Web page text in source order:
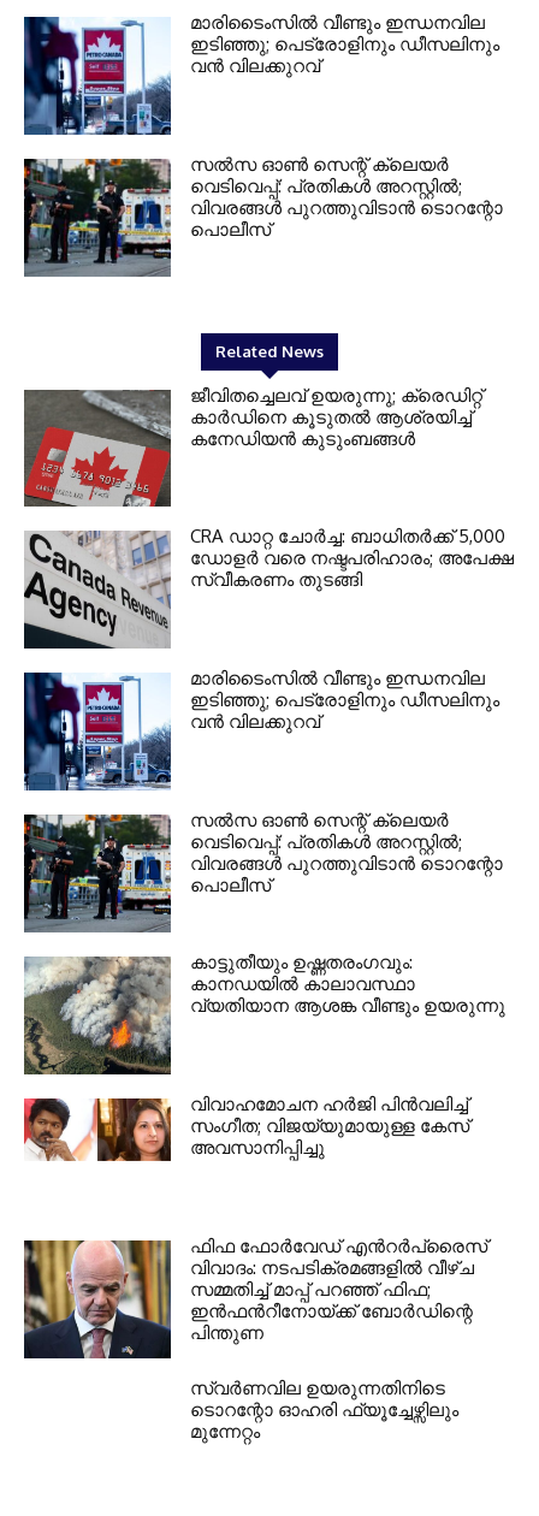
മാരിടൈംസിൽ വീണ്ടും ഇന്ധനവില
ഇടിഞ്ഞു; പെട്രോളിനും ഡീസലിനും
വൻ വിലക്കുറവ്
സൽസ ഓൺ സെന്റ് ക്ലെയർ
വെടിവെപ്പ്: പ്രതികൾ അറസ്റ്റിൽ;
വിവരങ്ങൾ പുറത്തുവിടാൻ ടൊറന്റോ
പൊലീസ്
Related News
ജീവിതച്ചെലവ് ഉയരുന്നു; ക്രെഡിറ്റ്
കാർഡിനെ കൂടുതൽ ആശ്രയിച്ച്
കനേഡിയൻ കുടുംബങ്ങൾ
CRA ഡാറ്റ ചോർച്ച: ബാധിതർക്ക് 5,000
ഡോളർ വരെ നഷ്ടപരിഹാരം; അപേക്ഷ
സ്വീകരണം തുടങ്ങി
മാരിടൈംസിൽ വീണ്ടും ഇന്ധനവില
ഇടിഞ്ഞു; പെട്രോളിനും ഡീസലിനും
വൻ വിലക്കുറവ്
സൽസ ഓൺ സെന്റ് ക്ലെയർ
വെടിവെപ്പ്: പ്രതികൾ അറസ്റ്റിൽ;
വിവരങ്ങൾ പുറത്തുവിടാൻ ടൊറന്റോ
പൊലീസ്
കാട്ടുതീയും ഉഷ്ണതരംഗവും:
കാനഡയിൽ കാലാവസ്ഥാ
വ്യതിയാന ആശങ്ക വീണ്ടും ഉയരുന്നു
വിവാഹമോചന ഹർജി പിൻവലിച്ച്
സംഗീത; വിജയ്‌യുമായുള്ള കേസ്
അവസാനിപ്പിച്ചു
ഫിഫ ഫോർവേഡ് എൻറർപ്രൈസ്
വിവാദം: നടപടിക്രമങ്ങളിൽ വീഴ്ച
സമ്മതിച്ച് മാപ്പ് പറഞ്ഞ് ഫിഫ;
ഇൻഫൻറീനോയ്ക്ക് ബോർഡിന്റെ
പിന്തുണ
സ്വർണവില ഉയരുന്നതിനിടെ
ടൊറന്റോ ഓഹരി ഫ്യൂച്ചേഴ്സിലും
മുന്നേറ്റം